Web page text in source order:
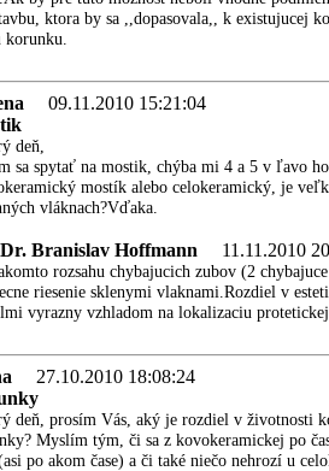
ktora by sa ,,dopasovala,, k existujucej
korunku.
09.11.2010 15:21:04
deň,
sa spytať na mostik, chýba mi 4 a 5 v ľavo
mostík alebo celokeramický, je
vláknach?Vďaka.
Branislav Hoffmann 11.11.2010
rozsahu chybajucich zubov (2
riesenie sklenymi vlaknami.Rozdiel v
vyrazny vzhladom na lokalizaciu
27.10.2010 18:08:24
deň, prosím Vás, aký je rozdiel v životnosti
Myslím tým, či sa z kovokeramickej po
po akom čase) a či také niečo nehrozí u